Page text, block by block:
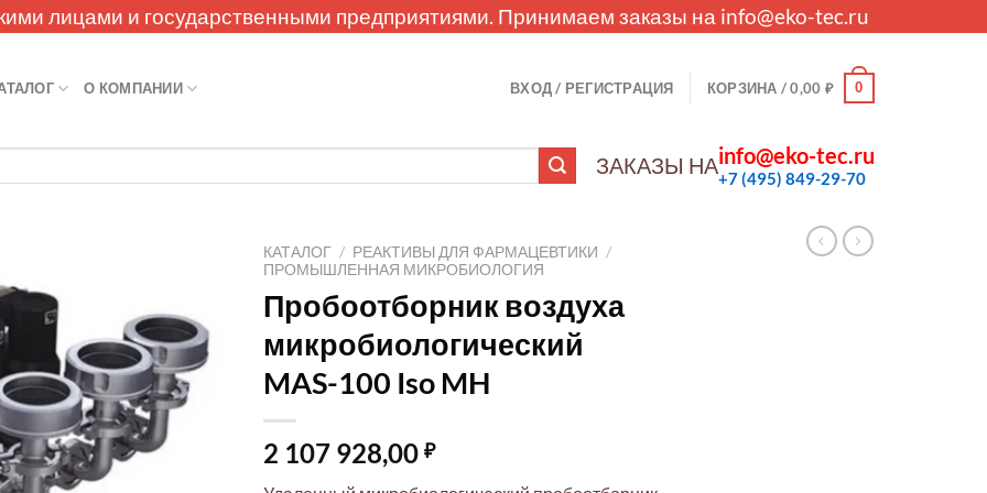
лицами и государственными предприятиями. Принимаем заказы на info@eko-tec.ru
О КОМПАНИИ ВХОД / РЕГИСТРАЦИЯ КОРЗИНА /0,00 ₽ 0
ЗАКАЗЫ НАinfo@eko-tec.ru
+7 (495) 849-29-70
КАТАЛОГ / РЕАКТИВЫ ДЛЯ ФАРМАЦЕВТИКИ /
ПРОМЫШЛЕННАЯ МИКРОБИОЛОГИЯ
Пробоотборник воздуха
микробиологический
MAS-100 Iso MH
2 107 928,00 ₽